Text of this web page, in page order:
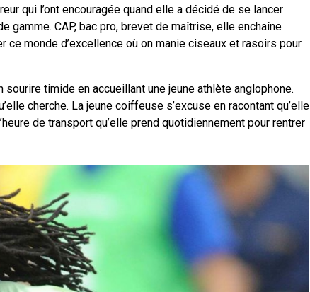
qui l’ont encouragée quand elle a décidé de se lancer
CAP, bac pro, brevet de maîtrise, elle enchaîne
monde d’excellence où on manie ciseaux et rasoirs pour
sourire timide en accueillant une jeune athlète anglophone.
cherche. La jeune coiffeuse s’excuse en racontant qu’elle
de transport qu’elle prend quotidiennement pour rentrer